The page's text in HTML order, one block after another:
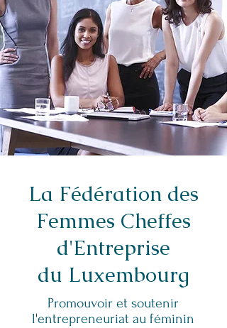
La Fédération des
Femmes Cheffes
d'Entreprise
du Luxembourg
Promouvoir et soutenir
l'entrepreneuriat au féminin